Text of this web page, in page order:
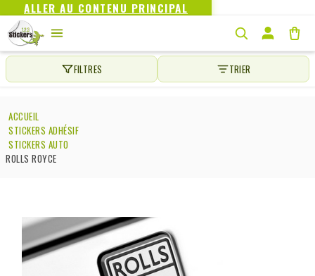
ALLER AU CONTENU PRINCIPAL
FILTRES TRIER
ACCUEIL
STICKERS ADHÉSIF
STICKERS AUTO
ROLLS ROYCE